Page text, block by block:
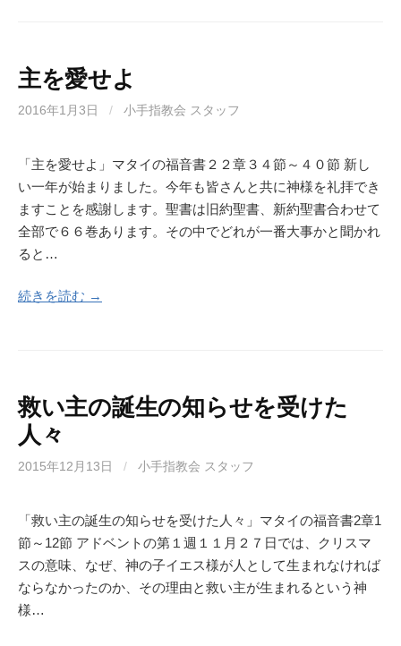
主を愛せよ
2016年1月3日 / 小手指教会 スタッフ
「主を愛せよ」マタイの福音書２２章３４節～４０節 新し
い一年が始まりました。今年も皆さんと共に神様を礼拝でき
ますことを感謝します。聖書は旧約聖書、新約聖書合わせて
全部で６６巻あります。その中でどれが一番大事かと聞かれ
ると…
続きを読む →
救い主の誕生の知らせを受けた
人々
2015年12月13日 / 小手指教会 スタッフ
「救い主の誕生の知らせを受けた人々」マタイの福音書2章1
節～12節 アドベントの第１週１１月２７日では、クリスマ
スの意味、なぜ、神の子イエス様が人として生まれなければ
ならなかったのか、その理由と救い主が生まれるという神
様…